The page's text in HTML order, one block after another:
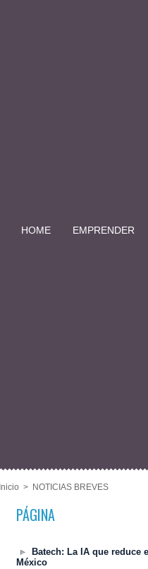
HOME EMPRENDER
Inicio > NOTICIAS BREVES
PÁGINA
Batech: La IA que reduce
México